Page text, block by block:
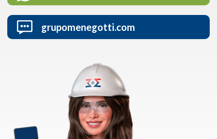
grupomenegotti.com